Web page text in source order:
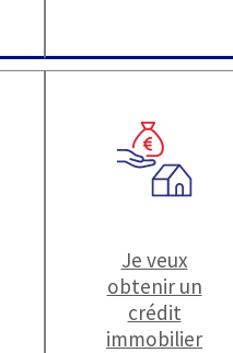
Je veux
obtenir un
crédit
immobilier